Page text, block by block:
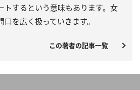
トするという意味もあります。女
を広く扱っていきます。
この著者の記事一覧